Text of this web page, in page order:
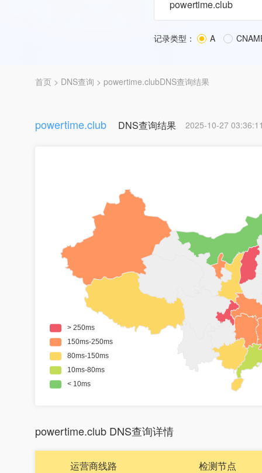
记录类型： A
首页 > DNS查询 > powertime.clubDNS查询结果
powertime.club DNS查询结果 2025-10-27
powertime.club DNS查询详情
运营商线路 检测节点